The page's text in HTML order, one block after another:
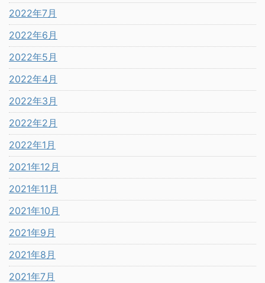
2022年7月
2022年6月
2022年5月
2022年4月
2022年3月
2022年2月
2022年1月
2021年12月
2021年11月
2021年10月
2021年9月
2021年8月
2021年7月